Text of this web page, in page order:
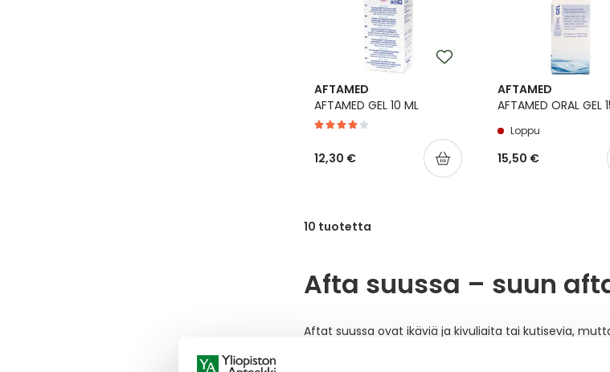
AFTAMED
AFTAMED GEL 10 ML
12,30 €
AFTAMED
AFTAMED ORAL GEL
Loppu
15,50 €
10 tuotetta
Afta suussa – suun
Aftat suussa ovat ikäviä ja kivuliaita tai kutisevia,